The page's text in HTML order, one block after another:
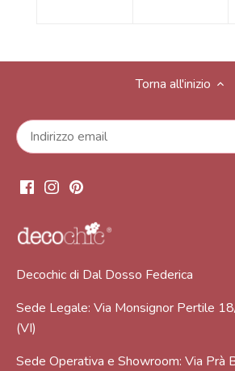
Torna all'inizio
Decochic di Dal Dosso Federica
Sede Legale: Via Monsignor Pertile
(VI)
Sede Operativa e Showroom: Via Prà